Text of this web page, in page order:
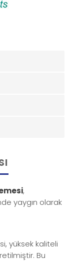
,
yaygın olarak
yüksek kaliteli
Bu